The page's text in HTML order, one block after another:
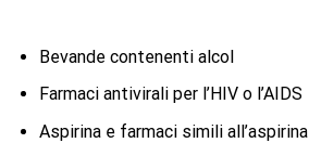
Bevande contenenti alcol
Farmaci antivirali per l’HIV o l’AIDS
Aspirina e farmaci simili all’aspirina